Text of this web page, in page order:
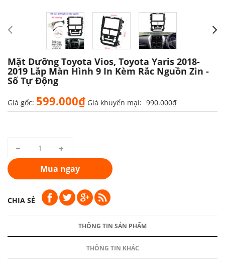
Mặt Dưỡng Toyota Vios, Toyota Yaris 2018-
2019 Lắp Màn Hình 9 In Kèm Rắc Nguồn Zin -
Số Tự Động
Giá gốc: 599.000₫ Giá khuyến mại: 990.000₫
Mua ngay
CHIA SẺ
THÔNG TIN SẢN PHẨM
THÔNG TIN KHÁC